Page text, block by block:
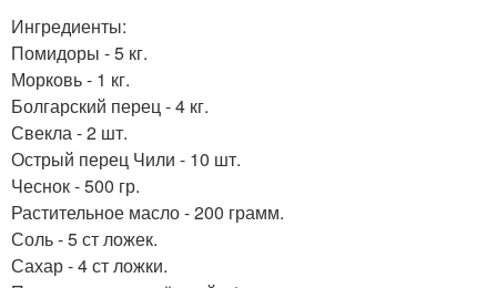
Ингредиенты:
Помидоры - 5 кг.
Морковь - 1 кг.
Болгарский перец - 4 кг.
Свекла - 2 шт.
Острый перец Чили - 10 шт.
Чеснок - 500 гр.
Растительное масло - 200 грамм.
Соль - 5 ст ложек.
Сахар - 4 ст ложки.